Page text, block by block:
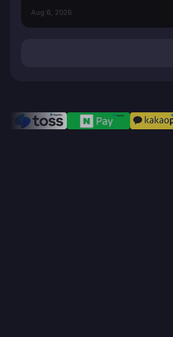
Aug 6, 2026